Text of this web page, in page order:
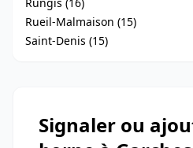
Rueil-Malmaison (15)
Saint-Denis (15)
Signaler ou